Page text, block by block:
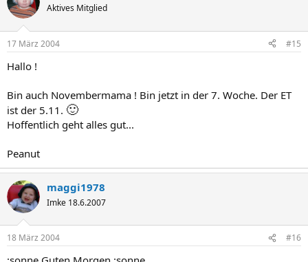
Aktives Mitglied
17 März 2004 #15
Hallo !
Bin auch Novembermama ! Bin jetzt in der 7. Woche. Der ET
ist der 5.11. 🙂
Hoffentlich geht alles gut...
Peanut
maggi1978
Imke 18.6.2007
18 März 2004 #16